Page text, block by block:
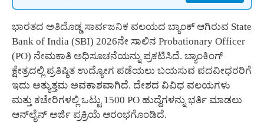
ಭಾರತದ ಅತಿದೊಡ್ಡ ಸಾರ್ವಜನಿಕ ವಲಯದ ಬ್ಯಾಂಕ್ ಆಗಿರುವ State
Bank of India (SBI) 2026ನೇ ಸಾಲಿನ Probationary Officer
(PO) ನೇಮಕಾತಿ ಅಧಿಸೂಚನೆಯನ್ನು ಪ್ರಕಟಿಸಿದೆ. ಬ್ಯಾಂಕಿಂಗ್
ಕ್ಷೇತ್ರದಲ್ಲಿ ಪ್ರತಿಷ್ಠಿತ ಉದ್ಯೋಗ ಪಡೆಯಲು ಬಯಸುವ ಪದವೀಧರರಿಗೆ
ಇದು ಅತ್ಯುತ್ತಮ ಅವಕಾಶವಾಗಿದೆ. ದೇಶದ ವಿವಿಧ ವಲಯಗಳು
ಮತ್ತು ಕಚೇರಿಗಳಲ್ಲಿ ಒಟ್ಟು 1500 PO ಹುದ್ದೆಗಳನ್ನು ಭರ್ತಿ ಮಾಡಲು
ಆನ್‌ಲೈನ್ ಅರ್ಜಿ ಪ್ರಕ್ರಿಯೆ ಆರಂಭಗೊಂಡಿದೆ.